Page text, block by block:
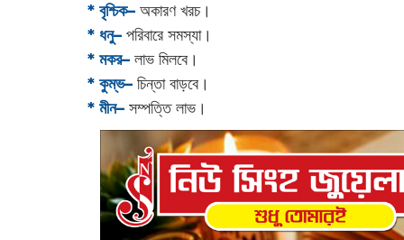
* বৃশ্চিক– অকারণ খরচ।
* ধনু– পরিবারে সমস্যা।
* মকর– লাভ মিলবে।‌
* কুম্ভ– চিন্তা বাড়বে।
* মীন– সম্পত্তি লাভ।‌‌‌‌‌‌‌‌‌‌‌‌‌‌‌‌‌‌‌‌‌‌‌‌‌‌‌‌‌‌‌‌‌‌‌‌‌‌‌‌‌‌‌‌‌‌‌‌